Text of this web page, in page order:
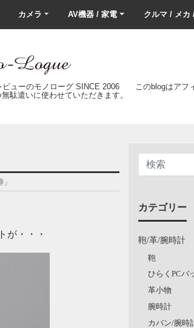
カメラ AV機器 / 家電 クルマ / メカ
ューのモノローグ SINCE 2006 このblogはアフ
駄遣いに使わせていただきます。
が・・・
カテゴリー
鞄/革/腕時計
鞄
ひらくPCバ
革小物
腕時計
カバン/腕時